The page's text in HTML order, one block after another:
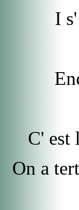
I
C' est
On a